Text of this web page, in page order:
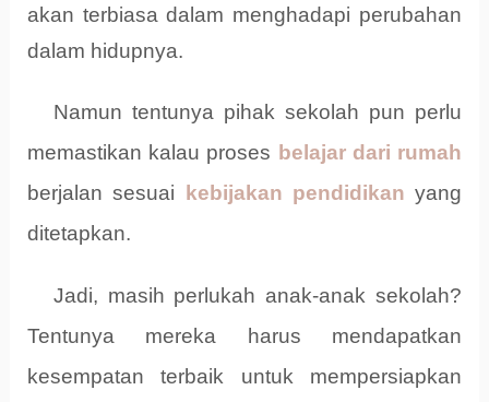
akan terbiasa dalam menghadapi perubahan
dalam hidupnya.
Namun tentunya pihak sekolah pun perlu
memastikan kalau proses belajar dari rumah
berjalan sesuai
kebijakan pendidikan yang
ditetapkan.
Jadi, masih perlukah anak-anak sekolah?
Tentunya mereka harus mendapatkan
kesempatan terbaik untuk mempersiapkan